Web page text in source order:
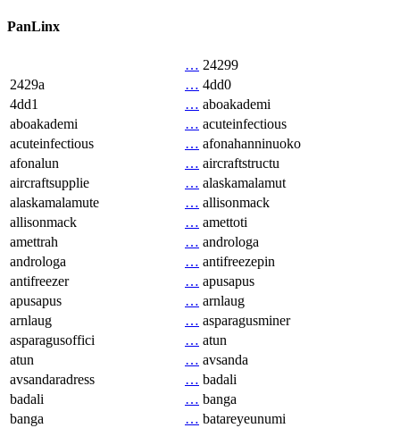
PanLinx
… 24299
2429a
… 4dd0
4dd1
… aboakademi
aboakademi
… acuteinfectious
acuteinfectious
… afonahanninuoko
afonalun
… aircraftstructu
aircraftsupplie
… alaskamalamut
alaskamalamute
… allisonmack
allisonmack
… amettoti
amettrah
… androloga
androloga
… antifreezepin
antifreezer
… apusapus
apusapus
… arnlaug
arnlaug
… asparagusminer
asparagusoffici
… atun
atun
… avsanda
avsandaradress
… badali
badali
… banga
banga
… batareyeunumi